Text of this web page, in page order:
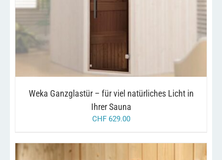
Weka Ganzglastür – für viel natürliches Licht in
Ihrer Sauna
CHF629.00